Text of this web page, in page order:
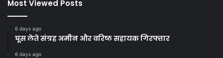
Most Viewed Posts
6 days ago
घूस लेते संग्रह अमीन और वरिष्ठ सहायक गिरफ्तार
6 days ago